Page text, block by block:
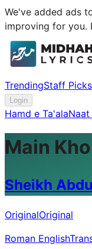
We've added ads
improving for you.
TrendingStaff Picks
Login
Hamd e Ta'alaNaat
Main
Sheikh
OriginalOriginal
Roman English